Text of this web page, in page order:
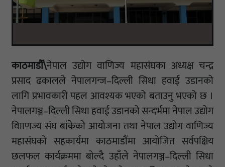
काठमाडौँ\नेपाल उद्योग वाणिज्य महासंघका अध्यक्ष चन्द्र
प्रसाद ढकालले नेपालगन्ज–दिल्ली सिधा हवाई उडानको
लागि प्रभावकारी पहल आवश्यक भएको बताउनु भएको छ ।
नेपालगञ्ज–दिल्ली सिधा हवाई उडानको सन्दर्भमा नेपाल उद्योग
वाािणज्य संघ बांकेको आयोजना तथा नेपाल उद्योग वाणिज्य
महासंघको सहकार्यमा काठमाडौंमा आयोजित सर्वपक्षिय
छलफल कार्यक्रममा बोल्दै उहाँले नेपालगञ्ज–दिल्ली सिधा